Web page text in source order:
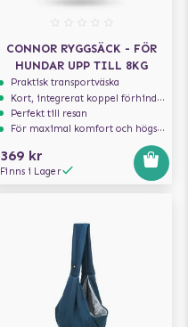
CONNOR RYGGSÄCK - FÖR
HUNDAR UPP TILL 8KG
Praktisk transportväska
Kort, integrerat koppel förhindrar att hunden hoppar ur
Perfekt till resan
För maximal komfort och högsta säkerhet
369 kr
Finns i Lager